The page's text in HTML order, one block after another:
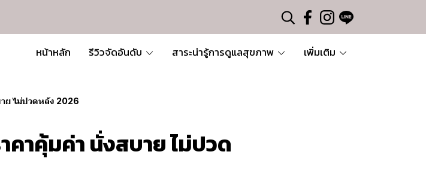
หน้าหลัก รีวิวจัดอันดับ สาระน่ารู้การดูแลสุขภาพ เพิ่มเติม
ย ไม่ปวดหลัง 2026
คาคุ้มค่า นั่งสบาย ไม่ปวด